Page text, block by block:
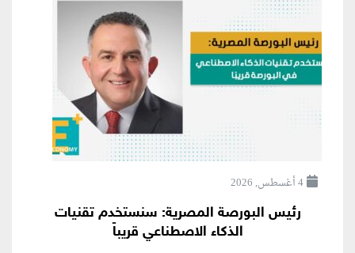
4 أغسطس, 2026
رئيس البورصة المصرية: سنستخدم تقنيات
الذكاء الاصطناعي قريباً